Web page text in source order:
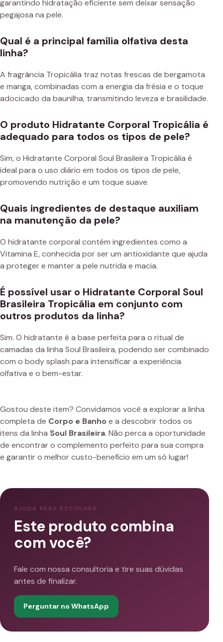
garantindo hidratação eficiente sem deixar sensação
pegajosa na pele.
Qual é a principal família olfativa desta
linha?
A fragrância Tropicália traz notas frescas de bergamota
e manga, combinadas com a energia da frésia e o toque
adocicado da baunilha, transmitindo leveza e brasilidade.
O produto Hidratante Corporal Tropicália é
adequado para todos os tipos de pele?
Sim, o Hidratante Corporal Soul Brasileira Tropicália é
ideal para o uso diário em todos os tipos de pele,
promovendo nutrição e um toque suave.
Quais ingredientes de destaque auxiliam
na manutenção da pele?
O hidratante corporal contém ingredientes como a
Vitamina E, conhecida por ser um antioxidante que ajuda
a proteger e manter a pele nutrida e macia.
É possível usar o Hidratante Corporal Soul
Brasileira Tropicália em conjunto com
outros produtos da linha?
Sim. O hidratante é a base perfeita para o ritual de
camadas da linha Soul Brasileira, podendo ser combinado
com o body splash para intensificar a experiência
olfativa e o bem-estar.
Gostou deste item? Convidamos você a explorar a linha
completa de Corpo e Banho e a descobrir todos os
itens da linha Soul Brasileira. Não perca a oportunidade
de encontrar o complemento perfeito para sua compra
e garantir o melhor custo-benefício em um só lugar!
AJUDA PARA ESCOLHER
Este produto combina
com você?
Fale com nossa consultoria e tire suas dúvidas
antes de finalizar.
Perguntar no WhatsApp